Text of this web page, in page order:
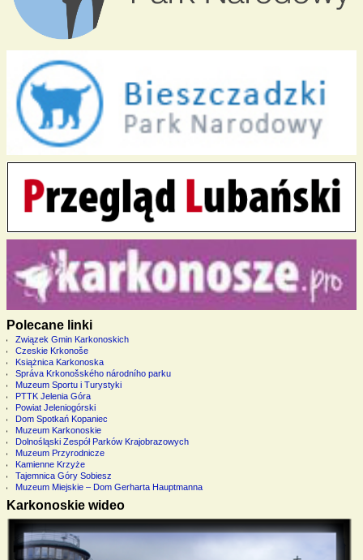
Polecane linki
Związek Gmin Karkonoskich
Czeskie Krkonoše
Książnica Karkonoska
Správa Krkonošského národního parku
Muzeum Sportu i Turystyki
PTTK Jelenia Góra
Powiat Jeleniogórski
Dom Spotkań Kopaniec
Muzeum Karkonoskie
Dolnośląski Zespół Parków Krajobrazowych
Muzeum Przyrodnicze
Kamienne Krzyże
Tajemnica Góry Sobiesz
Muzeum Miejskie – Dom Gerharta Hauptmanna
Karkonoskie wideo